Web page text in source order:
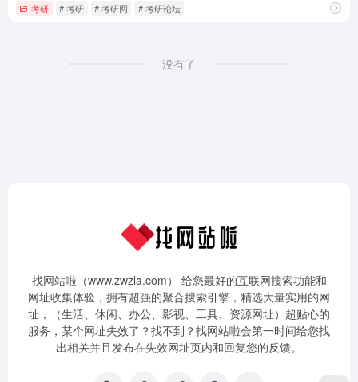
考研 # 考研 # 考研网 # 考研论坛
没有了
找网站啦（www.zwzla.com） 给您最好的互联网搜索功能和
网址收集体验，拥有超强的聚合搜索引擎，精选大量实用的网
址，（生活、休闲、办公、影视、工具、资源网址）超贴心的
服务，某个网址失效了？找不到？找网站啦会第一时间给您找
出相关并且发布在失效网址页内和回复您的反馈。